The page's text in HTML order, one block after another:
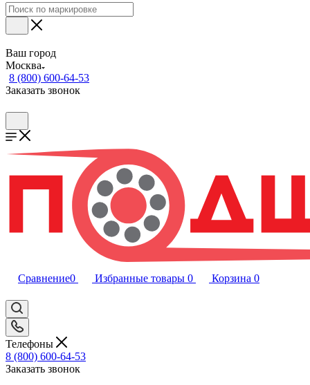
Ваш город
Москва
8 (800) 600-64-53
Заказать звонок
Сравнение0 Избранные товары 0 Корзина 0
Телефоны
8 (800) 600-64-53
Заказать звонок